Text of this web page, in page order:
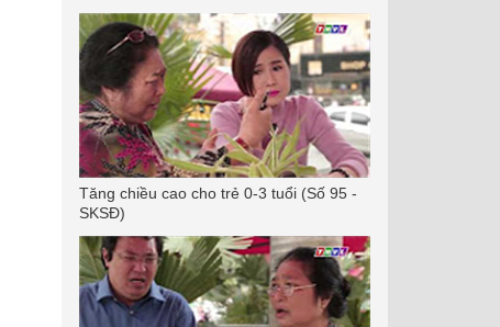
Tăng chiều cao cho trẻ 0-3 tuổi (Số 95 -
SKSĐ)